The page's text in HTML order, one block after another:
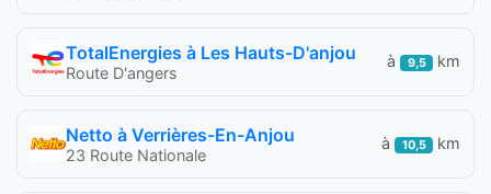
TotalEnergies à Les Hauts-D'anjou
Route D'angers
à 9,5 km
Netto à Verrières-En-Anjou
23 Route Nationale
à 10,5 km